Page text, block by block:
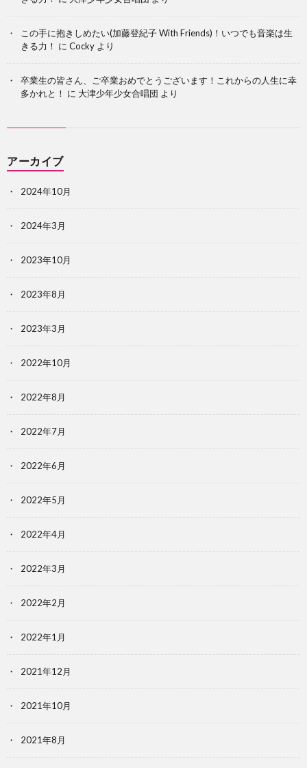
この手に抱きしめたい(加藤登紀子 With Friends)！いつでも音楽は生
きる力！ に Cocky より
卒業生の皆さん、ご卒業おめでとうございます！これからの人生に幸
多かれと！ に 大津少年少女合唱団 より
アーカイブ
2024年10月
2024年3月
2023年10月
2023年8月
2023年3月
2022年10月
2022年8月
2022年7月
2022年6月
2022年5月
2022年4月
2022年3月
2022年2月
2022年1月
2021年12月
2021年10月
2021年8月